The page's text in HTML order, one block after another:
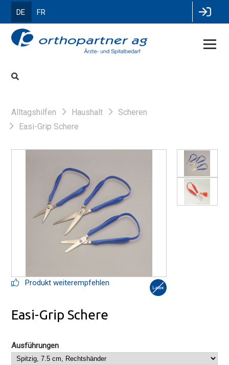
DE FR
Alltagshilfen Haushalt
Scheren
Easi-Grip Schere
Produkt weiterempfehlen
Easi-Grip Schere
Ausführungen